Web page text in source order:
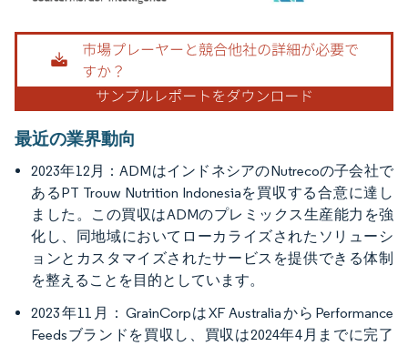
画像 © Mordor Intelligence。再利用にはCC BY 4.0の表示が必要です。
最近の業界動向
2023年12月：ADMはインドネシアのNutrecoの子会社で
あるPT Trouw Nutrition Indonesiaを買収する合意に達し
ました。この買収はADMのプレミックス生産能力を強
化し、同地域においてローカライズされたソリューシ
ョンとカスタマイズされたサービスを提供できる体制
を整えることを目的としています。
2023年11月：GrainCorpはXF AustraliaからPerformance
Feedsブランドを買収し、買収は2024年4月までに完了